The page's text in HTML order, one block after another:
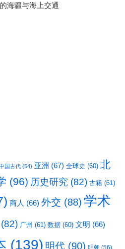
海疆与海上交通
国古代 (54) 亚洲 (67) 全球史 (60) 北
(96) 历史研究 (82) 古籍 (61)
商人 (66) 外交 (88) 学术
(82) 广州 (61) 数据 (60) 文明 (66)
(139) 明代 (90) 明朝 (56)